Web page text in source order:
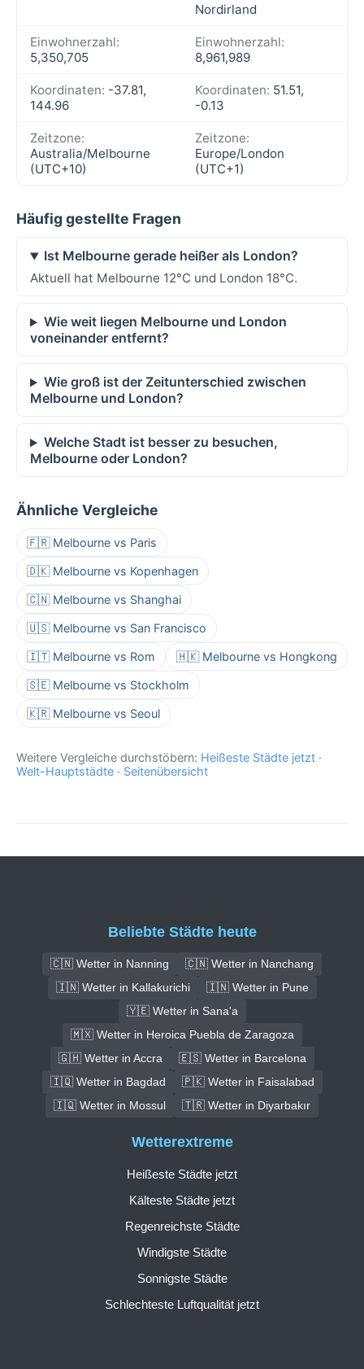
Nordirland
Einwohnerzahl:
5,350,705
Einwohnerzahl:
8,961,989
Koordinaten: -37.81,
144.96
Koordinaten: 51.51,
-0.13
Zeitzone:
Australia/Melbourne
(UTC+10)
Zeitzone:
Europe/London
(UTC+1)
Häufig gestellte Fragen
Ist Melbourne gerade heißer als London?
Aktuell hat Melbourne 12°C und London 18°C.
Wie weit liegen Melbourne und London
voneinander entfernt?
Wie groß ist der Zeitunterschied zwischen
Melbourne und London?
Welche Stadt ist besser zu besuchen,
Melbourne oder London?
Ähnliche Vergleiche
🇫🇷 Melbourne vs Paris
🇩🇰 Melbourne vs Kopenhagen
🇨🇳 Melbourne vs Shanghai
🇺🇸 Melbourne vs San Francisco
🇮🇹 Melbourne vs Rom 🇭🇰 Melbourne vs Hongkong
🇸🇪 Melbourne vs Stockholm
🇰🇷 Melbourne vs Seoul
Weitere Vergleiche durchstöbern: Heißeste Städte jetzt ·
Welt-Hauptstädte · Seitenübersicht
Beliebte Städte heute
🇨🇳 Wetter in Nanning
🇨🇳 Wetter in Nanchang
🇮🇳 Wetter in Kallakurichi
🇮🇳 Wetter in Pune
🇾🇪 Wetter in Sana'a
🇲🇽 Wetter in Heroica Puebla de Zaragoza
🇬🇭 Wetter in Accra
🇪🇸 Wetter in Barcelona
🇮🇶 Wetter in Bagdad
🇵🇰 Wetter in Faisalabad
🇮🇶 Wetter in Mossul
🇹🇷 Wetter in Diyarbakır
Wetterextreme
Heißeste Städte jetzt
Kälteste Städte jetzt
Regenreichste Städte
Windigste Städte
Sonnigste Städte
Schlechteste Luftqualität jetzt